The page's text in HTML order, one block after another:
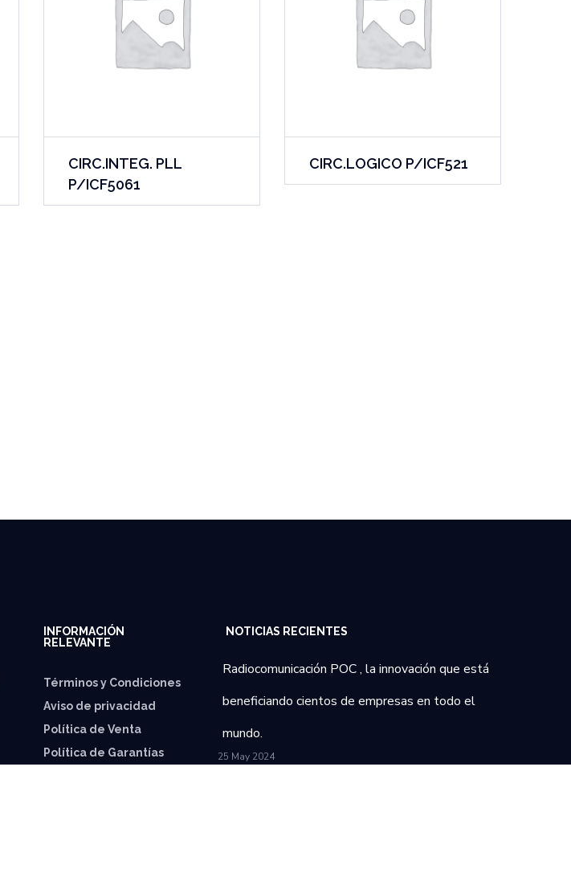
CIRC.INTEG. PLL
P/ICF5061
CIRC.LOGICO P/ICF521
INFORMACIÓN
RELEVANTE
Términos y Condiciones
Aviso de privacidad
Política de Venta
Política de Garantías
NOTICIAS RECIENTES
Radiocomunicación POC , la innovación que está
beneficiando cientos de empresas en todo el
mundo.
25 May 2024